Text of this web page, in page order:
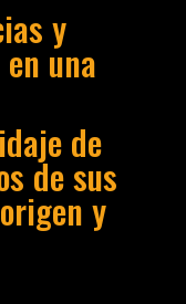
y
una
de
de sus
y